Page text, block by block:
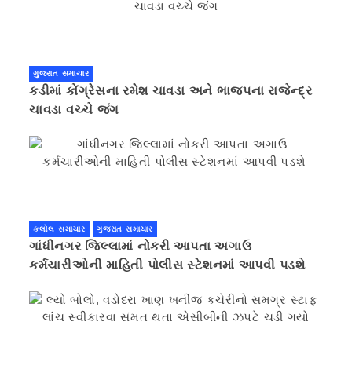
ગુજરાત સમાચાર
કડીમાં કોંગ્રેસના રમેશ ચાવડા અને ભાજપના રાજેન્દ્ર
ચાવડા વચ્ચે જંગ
કલોલ સમાચાર ગુજરાત સમાચાર
ગાંધીનગર જિલ્લામાં નોકરી આપતા અગાઉ
કર્મચારીઓની માહિતી પોલીસ સ્ટેશનમાં આપવી પડશે